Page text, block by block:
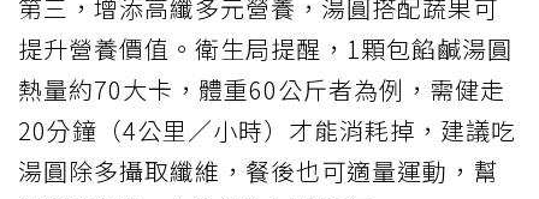
第三，增添高纖多元營養，湯圓搭配蔬果可
提升營養價值。衛生局提醒，1顆包餡鹹湯圓
熱量約70大卡，體重60公斤者為例，需健走
20分鐘（4公里／小時）才能消耗掉，建議吃
湯圓除多攝取纖維，餐後也可適量運動，幫